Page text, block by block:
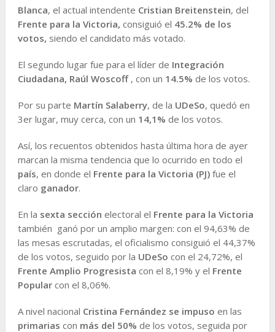
Blanca, el actual intendente Cristian Breitenstein, del
Frente para la Victoria, consiguió el 45.2% de los
votos, siendo el candidato más votado.
El segundo lugar fue para el líder de Integración
Ciudadana, Raúl Woscoff, con un 14.5% de los votos.
Por su parte Martín Salaberry, de la UDeSo, quedó en
3er lugar, muy cerca, con un 14,1% de los votos.
Así, los recuentos obtenidos hasta última hora de ayer
marcan la misma tendencia que lo ocurrido en todo el
país, en donde el Frente para la Victoria (PJ)fue el
claro ganador.
En la sexta sección electoral el Frente para la Victoria
también ganó por un amplio margen: con el 94,63% de
las mesas escrutadas, el oficialismo consiguió el 44,37%
de los votos, seguido por la UDeSo con el 24,72%, el
Frente Amplio Progresista con el 8,19% y el Frente
Popularcon el 8,06%.
A nivel nacional Cristina Fernández se impuso en las
primarias con más del 50% de los votos, seguida por